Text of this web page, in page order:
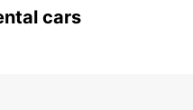
cars